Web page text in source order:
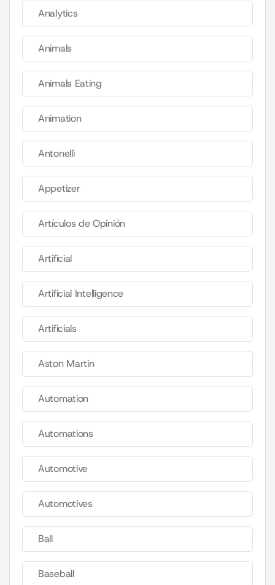
Analytics
Animals
Animals Eating
Animation
Antonelli
Appetizer
Artículos de Opinión
Artificial
Artificial Intelligence
Artificials
Aston Martin
Automation
Automations
Automotive
Automotives
Ball
Baseball